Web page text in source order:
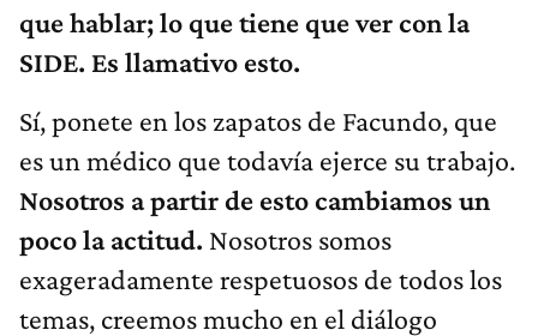
que hablar; lo que tiene que ver con la
SIDE. Es llamativo esto.
Sí, ponete en los zapatos de Facundo, que
es un médico que todavía ejerce su trabajo.
Nosotros a partir de esto cambiamos un
poco la actitud. Nosotros somos
exageradamente respetuosos de todos los
temas, creemos mucho en el diálogo